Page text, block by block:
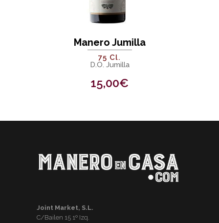
Manero Jumilla
75 Cl.
D.O. Jumilla
15,00€
Joint Market, S.L.
C/Bailen 15 1º Izq.